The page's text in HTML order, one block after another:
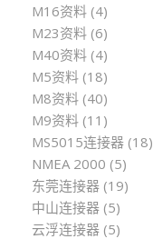
M16资料 (4)
M23资料 (6)
M40资料 (4)
M5资料 (18)
M8资料 (40)
M9资料 (11)
MS5015连接器 (18)
NMEA 2000 (5)
东莞连接器 (19)
中山连接器 (5)
云浮连接器 (5)